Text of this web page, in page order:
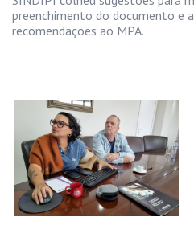
preenchimento do documento e
recomendações ao MPA.